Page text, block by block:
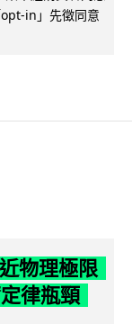
in」先徵同意
物理極限
律瓶頸